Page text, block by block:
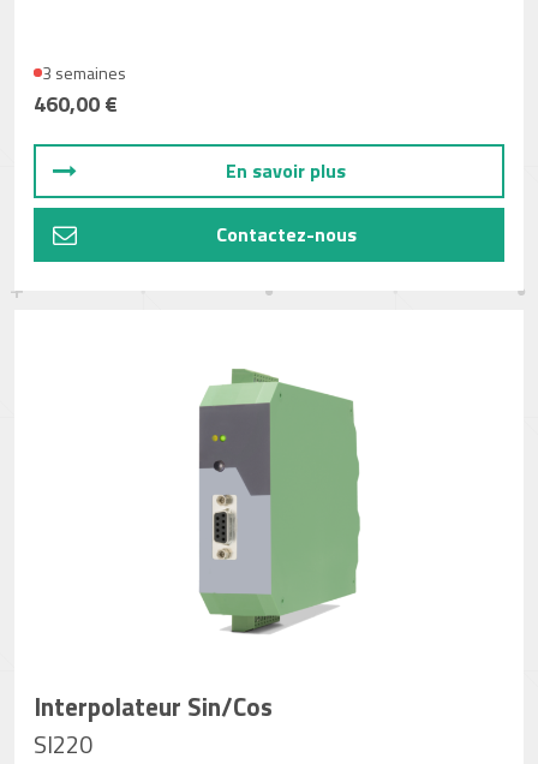
3 semaines
460,00 €
En savoir plus
Contactez-nous
Interpolateur Sin/Cos
SI220